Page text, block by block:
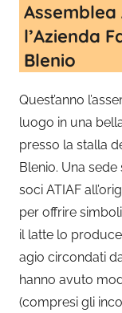
Assemblea
l’Azienda
Blenio
Quest’anno
luogo in una
presso la stalla
Blenio. Una
soci ATIAF
per offrire
il latte lo
agio circondati
hanno avuto
(compresi gli